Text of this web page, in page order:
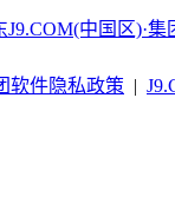
J9.COM(中国区)·
软件隐私政策 |